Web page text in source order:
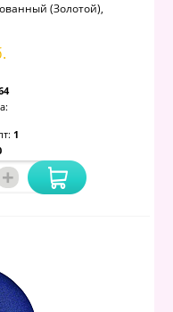
(золотой),
1
+